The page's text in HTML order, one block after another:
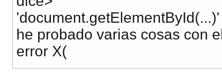
he probado varias cosas con
error X(